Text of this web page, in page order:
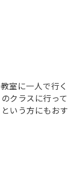
室に一人で行く
クラスに行って
いう方にもおす